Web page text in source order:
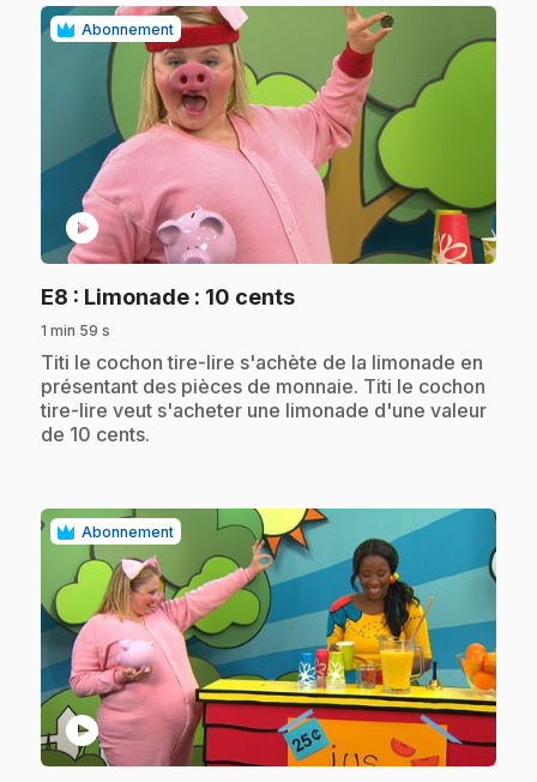
Abonnement
play_circle
E8 : Limonade : 10 cents.
1 min 59 s
.Titi le cochon tire-lire s'achète de la limonade en
présentant des pièces de monnaie. Titi le cochon
tire-lire veut s'acheter une limonade d'une valeur
de 10 cents.
Abonnement
play_circle